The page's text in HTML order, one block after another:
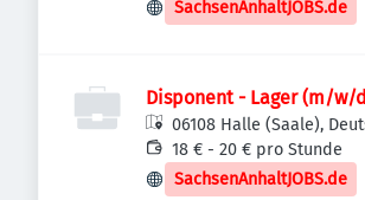
SachsenAnhaltJOBS.de
Disponent - Lager (m/w/
06108 Halle (Saale),
18 € - 20 € pro Stunde
SachsenAnhaltJOBS.de